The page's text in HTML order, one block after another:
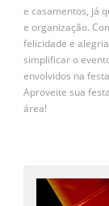
e casamentos, já
e organização.
felicidade e
simplificar o
envolvidos na
Aproveite sua
área!